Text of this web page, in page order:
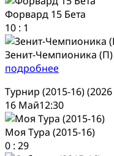
Форвард 15 Бета
10 : 1
Зенит-Чемпионика (П)
подробнее
Турнир (2015-16)
16 Май12:30
Моя Тура (2015-16)
0 : 29